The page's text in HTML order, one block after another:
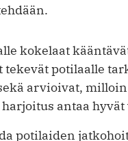
kokelaat
tekevät potilaalle
arvioivat,
antaa
potilaiden